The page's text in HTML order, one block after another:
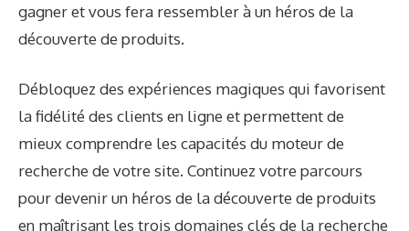
gagner et vous fera ressembler à un héros de la
découverte de produits.
Débloquez des expériences magiques qui favorisent
la fidélité des clients en ligne et permettent de
mieux comprendre les capacités du moteur de
recherche de votre site. Continuez votre parcours
pour devenir un héros de la découverte de produits
en maîtrisant les trois domaines clés de la recherche